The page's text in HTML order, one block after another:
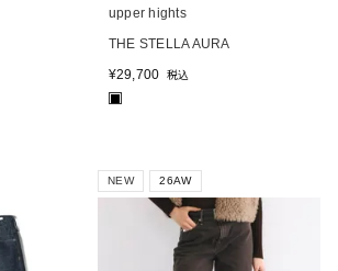
upper hights
THE STELLA AURA
¥29,700 税込
NEW 26AW